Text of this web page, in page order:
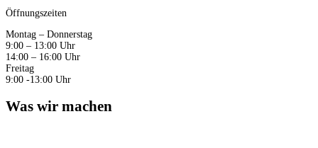
Öffnungszeiten
Montag – Donnerstag
9:00 – 13:00 Uhr
14:00 – 16:00 Uhr
Freitag
9:00 -13:00 Uhr
Was wir machen